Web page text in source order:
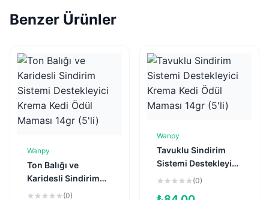
Benzer Ürünler
Wanpy
Ton Balığı ve
Karidesli Sindirim
Sistemi Destekleyici
(0)
Wanpy
Tavuklu Sindirim
Sistemi Destekleyici
Krema Kedi Ödül
(0)